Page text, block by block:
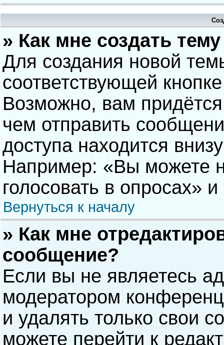
» Как мне создать
Для создания новой
соответствующей
Возможно, вам
чем отправить
доступа находится
Например: «Вы можете
голосовать в опросах» и
Вернуться к началу
» Как мне
сообщение?
Если вы не являетесь
модератором
и удалять только свои
можете перейти к